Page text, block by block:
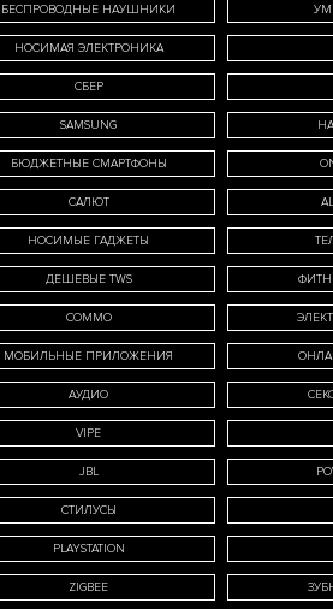
БЕСПРОВОДНЫЕ НАУШНИКИ
НОСИМАЯ ЭЛЕКТРОНИКА
СБЕР
SAMSUNG
БЮДЖЕТНЫЕ СМАРТФОНЫ
САЛЮТ
НОСИМЫЕ ГАДЖЕТЫ
ДЕШЕВЫЕ TWS
COMMO
МОБИЛЬНЫЕ ПРИЛОЖЕНИЯ
АУДИО
VIPE
JBL
СТИЛУСЫ
PLAYSTATION
ZIGBEE
согласиена
данных в
обработки